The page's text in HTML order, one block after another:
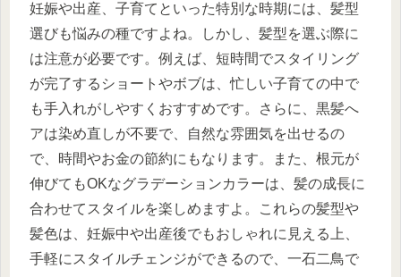
妊娠や出産、子育てといった特別な時期には、髪型
選びも悩みの種ですよね。しかし、髪型を選ぶ際に
は注意が必要です。例えば、短時間でスタイリング
が完了するショートやボブは、忙しい子育ての中で
も手入れがしやすくおすすめです。さらに、黒髪へ
アは染め直しが不要で、自然な雰囲気を出せるの
で、時間やお金の節約にもなります。また、根元が
伸びてもOKなグラデーションカラーは、髪の成長に
合わせてスタイルを楽しめますよ。これらの髪型や
髪色は、妊娠中や出産後でもおしゃれに見える上、
手軽にスタイルチェンジができるので、一石二鳥で